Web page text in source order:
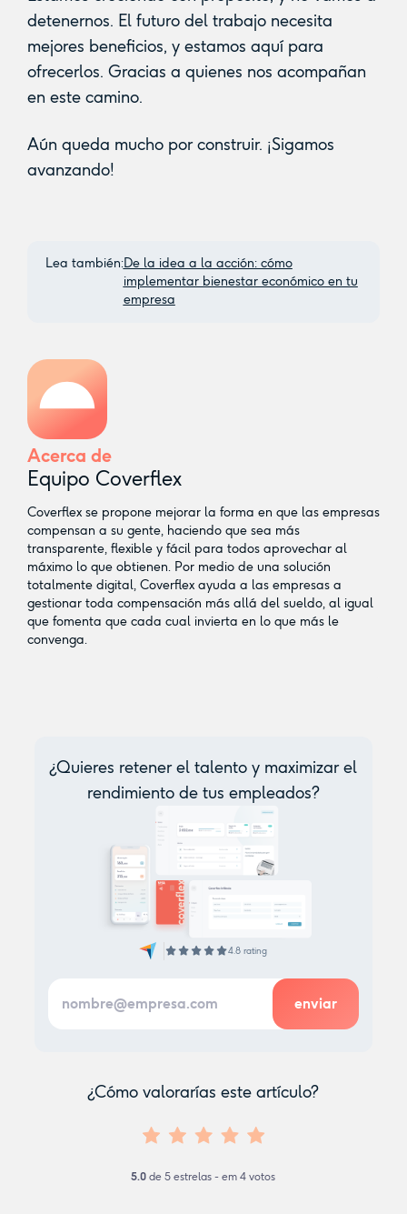
detenernos. El futuro del trabajo necesita
mejores beneficios, y estamos aquí para
ofrecerlos. Gracias a quienes nos acompañan
en este camino.
Aún queda mucho por construir. ¡Sigamos
avanzando!
Lea también:De la idea a la acción: cómo
implementar bienestar económico en tu
empresa
Acerca de
Equipo Coverflex
Coverflex se propone mejorar la forma en que las empresas
compensan a su gente, haciendo que sea más
transparente, flexible y fácil para todos aprovechar al
máximo lo que obtienen. Por medio de una solución
totalmente digital, Coverflex ayuda a las empresas a
gestionar toda compensación más allá del sueldo, al igual
que fomenta que cada cual invierta en lo que más le
convenga.
¿Quieres retener el talento y maximizar el
rendimiento de tus empleados?
4.8 rating
¿Cómo valorarías este artículo?
5.0 de5 estrelas - em4 votos